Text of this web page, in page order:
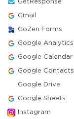
GetResponse
Gmail
GoZen Forms
Google Analytics
Google Calendar
Google Contacts
Google Drive
Google Sheets
Instagram